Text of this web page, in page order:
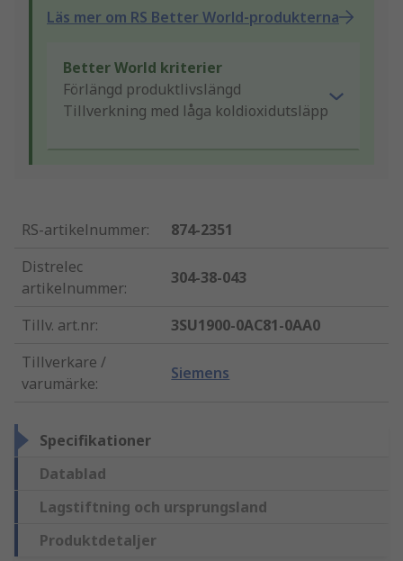
Läs mer om RS Better World-produkterna
Better World kriterier
Förlängd produktlivslängd
Tillverkning med låga koldioxidutsläpp
RS-artikelnummer:
874-2351
Distrelec
artikelnummer:
304-38-043
Tillv. art.nr:
3SU1900-0AC81-0AA0
Tillverkare /
varumärke:
Siemens
Specifikationer
Datablad
Lagstiftning och ursprungsland
Produktdetaljer